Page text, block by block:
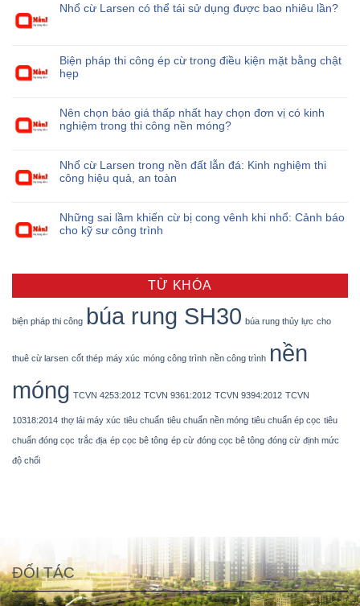
Nhổ cừ Larsen có thể tái sử dụng được bao nhiêu lần?
Biện pháp thi công ép cừ trong điều kiện mặt bằng chật
hẹp
Nên chọn báo giá thấp nhất hay chọn đơn vị có kinh
nghiệm trong thi công nền móng?
Nhổ cừ Larsen trong nền đất lẫn đá: Kinh nghiệm thi
công hiệu quả, an toàn
Những sai lầm khiến cừ bị cong vênh khi nhổ: Cảnh báo
cho kỹ sư công trình
TỪ KHÓA
biện pháp thi công búa rung SH30 búa rung thủy lực cho
thuê cừ larsen cốt thép máy xúc móng công trình nền công trình nền
móng TCVN 4253:2012 TCVN 9361:2012 TCVN 9394:2012 TCVN
10318:2014 thợ lái máy xúc tiêu chuẩn tiêu chuẩn nền móng tiêu chuẩn ép cọc tiêu
chuẩn đóng cọc trắc địa ép cọc bê tông ép cừ đóng cọc bê tông đóng cừ định mức
độ chối
ĐỐI TÁC